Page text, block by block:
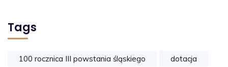
Tags
100 rocznica III powstania śląskiego dotacja